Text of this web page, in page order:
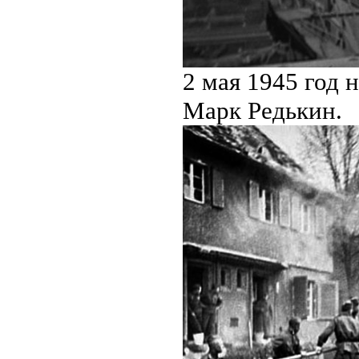
2 мая 1945 год
Марк Редькин.